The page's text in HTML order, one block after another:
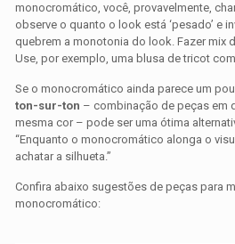
monocromático, você, provavelmente,
observe o quanto o look está ‘pesado’ e
quebrem a monotonia do look. Fazer mix
Use, por exemplo, uma blusa de tricot
Se o monocromático ainda parece um
ton-sur-ton – combinação de peças em
mesma cor – pode ser uma ótima
“Enquanto o monocromático alonga o
achatar a silhueta.”
Confira abaixo sugestões de peças para
monocromático: